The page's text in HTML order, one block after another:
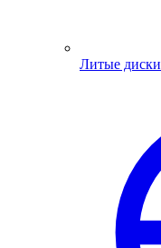
Литые диски